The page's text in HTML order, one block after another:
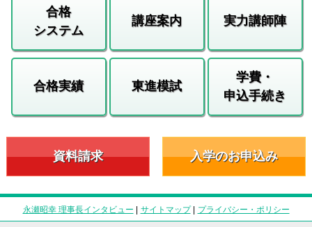
合格
システム
講座案内 実力講師陣
合格実績 東進模試
学費・
申込手続き
資料請求 入学のお申込み
永瀬昭幸 理事長インタビュー | サイトマップ| プライバシー・ポリシー